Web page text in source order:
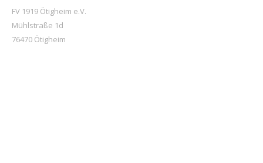
FV 1919 Ötigheim e.V.
Mühlstraße 1d
76470 Ötigheim